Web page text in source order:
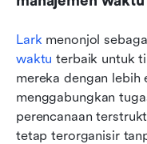
Lark menonjol
waktu terbaik untuk
mereka dengan lebih
menggabungkan
perencanaan
tetap terorganisir